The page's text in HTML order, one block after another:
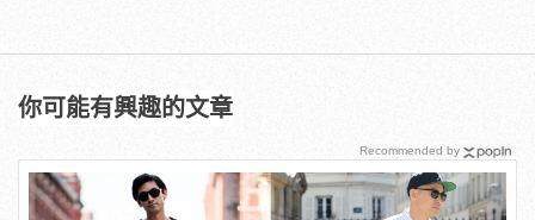
你可能有興趣的文章
Recommended by